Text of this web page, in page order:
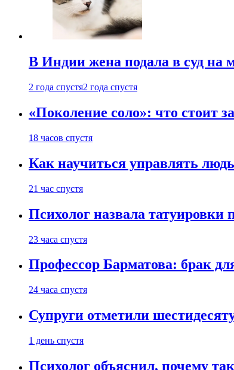
В Индии жена подала в суд на
2 года спустя2 года спустя
«Поколение соло»: что стоит
18 часов спустя
Как научиться управлять
21 час спустя
Психолог назвала татуировки
23 часа спустя
Профессор Барматова: брак
24 часа спустя
Супруги отметили
1 день спустя
Психолог объяснил, почему